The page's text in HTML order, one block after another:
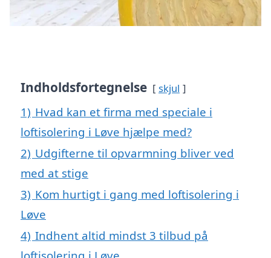
Indholdsfortegnelse skjul
1) Hvad kan et firma med speciale i
loftisolering i Løve hjælpe med?
2) Udgifterne til opvarmning bliver ved
med at stige
3) Kom hurtigt i gang med loftisolering i
Løve
4) Indhent altid mindst 3 tilbud på